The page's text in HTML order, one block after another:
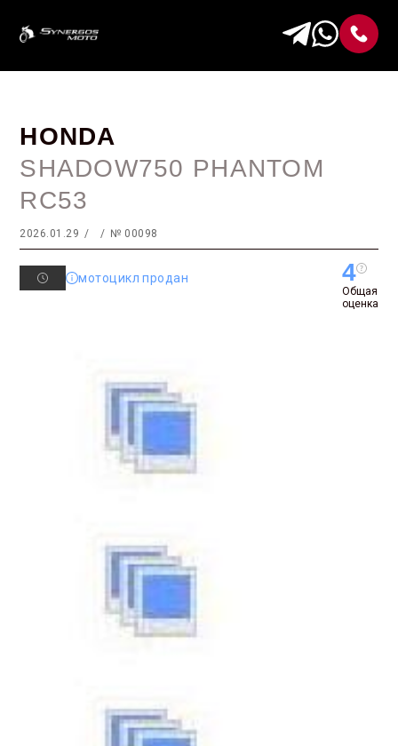
HONDA
SHADOW750 PHANTOM
RC53
2026.01.29 № 00098
мотоцикл продан 4
Общая
оценка